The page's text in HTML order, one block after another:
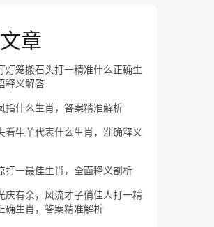
章
灯笼搬石头打一精准什么正确生
释义解答
指什么生肖，答案精准解析
看牛羊代表什么生肖，准确释义
打一最佳生肖，全面释义剖析
庆有余，风流才子俏佳人打一精
确生肖，答案精准解析